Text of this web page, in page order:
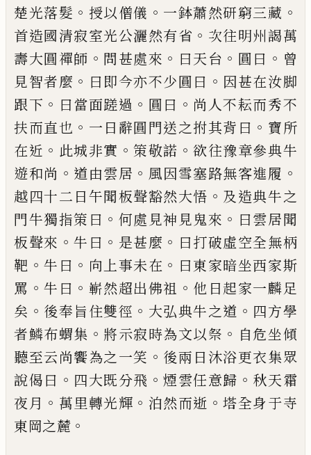
楚光落髮 。 授以僧儀 。 一鉢蕭然研窮三藏 。
首造國清寂室光公灑然有省 。 次往明州謁萬
壽大圓禪師 。 問甚處來 。 曰天台 。 圓曰 。 曾
見智者麼 。 曰即今亦不少圓曰 。 因甚在汝脚
跟下 。 曰當面蹉過 。 圓曰 。 尚人不耘而秀不
扶而直也 。 一日辭圓門送之拊其背曰 。 寶所
在近 。 此城非實 。策敬諾 。欲往豫章參典牛
遊和尚 。 道由雲居 。 風因雪塞路無客進履 。
越四十二日午聞板聲豁然大悟 。 及 造典牛之
門牛獨指策曰 。 何處見神見鬼來 。 曰雲居聞
板聲來 。牛曰 。 是甚麼 。 曰打破虛空全無柄
靶 。牛曰 。 向上事未在 。 曰東家暗坐西家斯
罵 。牛曰 。 嶄然超出佛祖 。 他日起家一麟足
矣 。 後奉旨住雙徑 。 大弘典牛之道 。 四方學
者鱗布蝟集 。 將示寂時為文以祭 。 自危坐傾
聽至云尚饗為之一笑 。 後兩 日沐浴更衣集眾
說偈曰 。 四大既分飛 。煙雲任意歸 。 秋天霜
夜月 。 萬里轉光輝 。 泊然而逝 。塔全身于寺
東岡之麓 。